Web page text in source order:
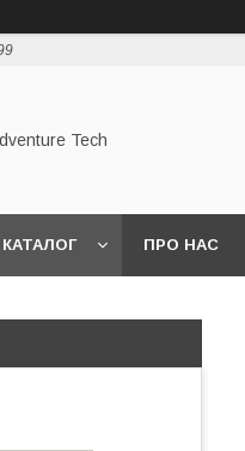
Tech
КАТАЛОГ ПРО НАС